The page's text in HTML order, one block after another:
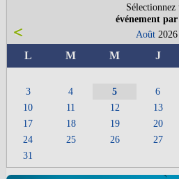
Sélectionnez
événement
Août 2026
L M M J
3
4 5 6
10
11 12 13
17
18 19 20
24
25 26 27
31